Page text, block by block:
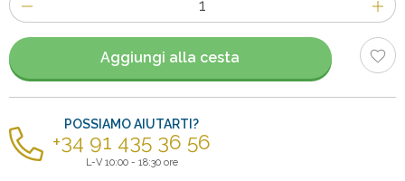
di
articoli
Aggiungi alla cesta
POSSIAMO AIUTARTI?
+34 91 435 36 56
L-V 10:00 - 18:30 ore